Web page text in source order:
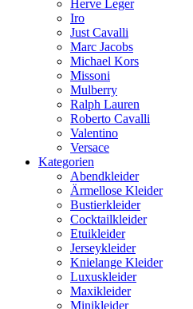
Herve Leger
Iro
Just Cavalli
Marc Jacobs
Michael Kors
Missoni
Mulberry
Ralph Lauren
Roberto Cavalli
Valentino
Versace
Kategorien
Abendkleider
Ärmellose Kleider
Bustierkleider
Cocktailkleider
Etuikleider
Jerseykleider
Knielange Kleider
Luxuskleider
Maxikleider
Minikleider